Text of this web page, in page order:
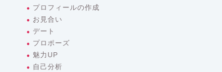
プロフィールの作成
お見合い
デート
プロポーズ
魅力UP
自己分析